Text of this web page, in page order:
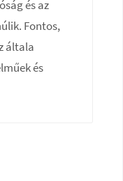
és az
Fontos,
általa
és